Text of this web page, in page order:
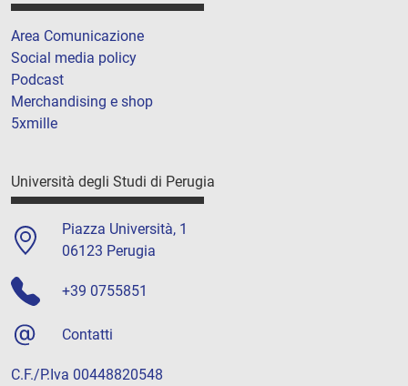
Area Comunicazione
Social media policy
Podcast
Merchandising e shop
5xmille
Università degli Studi di Perugia
Piazza Università, 1
06123 Perugia
+39 0755851
Contatti
C.F./P.Iva 00448820548